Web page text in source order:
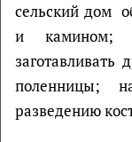
сельский дом
и камином;
заготавливать
поленницы;
разведению